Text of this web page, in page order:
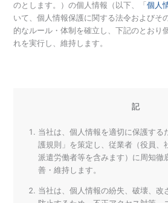
のとします。）の個人情報（以下、「個人
いて、個人情報保護に関する法令およびそ
的なルール・体制を確立し、下記のとおり
れを実行し、維持します。
記
当社は、個人情報を適切に保護する
護規則」を策定し、従業者（役員、
派遣労働者等を含みます）に周知徹
善・維持します。
当社は、個人情報の紛失、破壊、改